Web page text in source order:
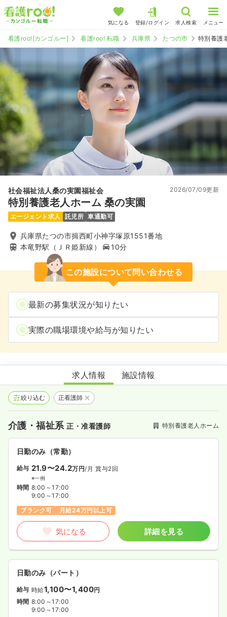
気になる 登録/ログイン 求人検索 メニュー
看護roo![カンゴルー] 看護roo! 転職 兵庫県 たつの市 特別養護
社会福祉法人桑の実園福祉会
特別養護老人ホーム 桑の実園
2026/07/09更新
エージェント求人 託児所 車通勤可
兵庫県たつの市揖西町小神字塚原1551番地
本竜野駅（ＪＲ姫新線）
10分
この施設について問い合わせる
最新の募集状況が知りたい
実際の職場環境や給与が知りたい
特別養護老人ホーム 桑の実園
求人情報 施設情報
絞り込む 正看護師
介護・福祉系正・准看護師 特別養護老人ホーム
日勤のみ（常勤）
給与 21.9〜24.2万円/月 賞与2回
※一例
時間 8:00～17:00
9:00～17:00
ブランク可
月給24万円以上可
気になる 詳細を見る
日勤のみ（パート）
給与 時給1,100〜1,400円
時間 8:00～17:00
9:00～17:00